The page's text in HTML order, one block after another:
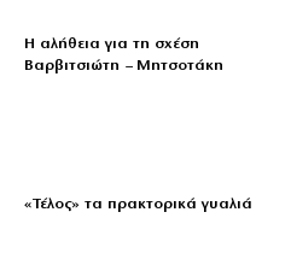
Η αλήθεια για τη σχέση
Βαρβιτσιώτη – Μητσοτάκη
«Τέλος» τα πρακτορικά γυαλιά